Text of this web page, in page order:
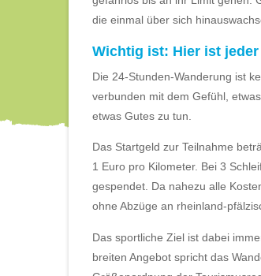
die einmal über sich
Wichtig ist: Hier ist
Die 24-Stunden-Wanderung ist
verbunden mit dem Gefühl,
etwas Gutes zu tun.
Das Startgeld zur Teilnahme
1 Euro pro Kilometer. Bei 3
gespendet. Da nahezu alle
ohne Abzüge an rheinland-
Das sportliche Ziel ist dabei
breiten Angebot spricht das